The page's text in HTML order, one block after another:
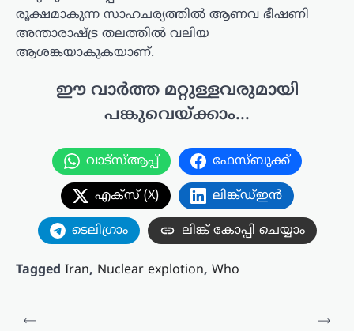
രൂക്ഷമാകുന്ന സാഹചര്യത്തിൽ ആണവ ഭീഷണി
അന്താരാഷ്ട്ര തലത്തിൽ വലിയ
ആശങ്കയാകുകയാണ്.
ഈ വാർത്ത മറ്റുള്ളവരുമായി
പങ്കുവെയ്ക്കാം...
വാട്സ്ആപ്പ് ഫേസ്ബുക്ക്
എക്സ് (X) ലിങ്ക്ഡ്ഇൻ
ടെലിഗ്രാം ലിങ്ക് കോപ്പി ചെയ്യാം
Tagged Iran, Nuclear explotion, Who
പോസ്റ്റുകളിലൂടെ
⟵
⟶